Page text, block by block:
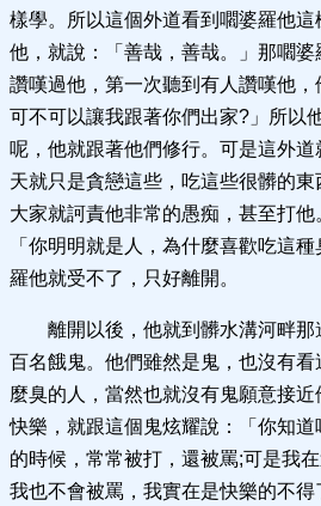
樣學。所以這個外道看到嚪婆羅他
他，就說：「善哉，善哉。」那嚪
讚嘆過他，第一次聽到有人讚嘆他
可不可以讓我跟著你們出家?」所以
呢，他就跟著他們修行。可是這外
天就只是貪戀這些，吃這些很髒的
大家就訶責他非常的愚痴，甚至打他
「你明明就是人，為什麼喜歡吃這
羅他就受不了，只好離開。
離開以後，他就到髒水溝河畔
百名餓鬼。他們雖然是鬼，也沒有
麼臭的人，當然也就沒有鬼願意接
快樂，就跟這個鬼炫耀說：「你知
的時候，常常被打，還被罵;可是我
我也不會被罵，我實在是快樂的不